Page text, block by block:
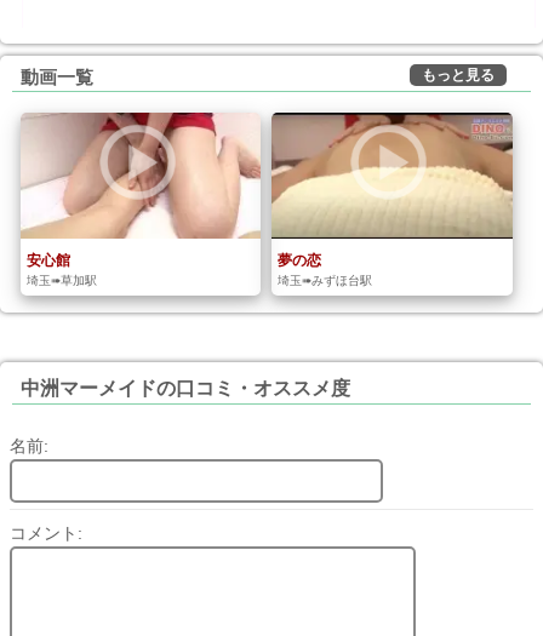
動画一覧 もっと見る
安心館
埼玉➠草加駅
夢の恋
埼玉➠みずほ台駅
中洲マーメイドの口コミ・オススメ度
名前:
コメント: